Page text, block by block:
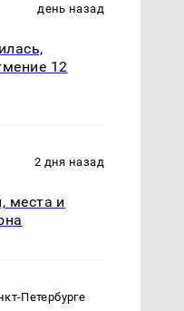
день назад
12
2 дня назад
места и
Петербурге